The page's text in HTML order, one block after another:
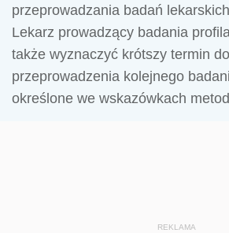
przeprowadzania badań
Lekarz prowadzący badania
także wyznaczyć krótszy termin do
przeprowadzenia kolejnego
określone we wskazówkach
REKLAMA